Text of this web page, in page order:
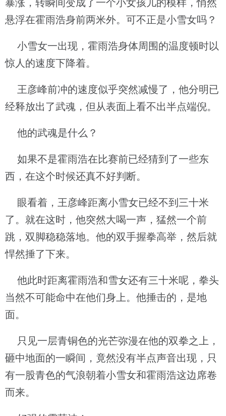
暴涨，转瞬间变成了一个小女孩儿的模样，悄然
悬浮在霍雨浩身前两米外。可不正是小雪女吗？
小雪女一出现，霍雨浩身体周围的温度顿时以
惊人的速度下降着。
王彦峰前冲的速度似乎突然减慢了，他分明已
经释放出了武魂，但从表面上看不出半点端倪。
他的武魂是什么？
如果不是霍雨浩在比赛前已经猜到了一些东
西，在这个时候还真不好判断。
眼看着，王彦峰距离小雪女已经不到三十米
了。就在这时，他突然大喝一声，猛然一个前
跳，双脚稳稳落地。他的双手握拳高举，然后就
悍然捶了下来。
他此时距离霍雨浩和雪女还有三十米呢，拳头
当然不可能命中在他们身上。他捶击的，是地
面。
只见一层青铜色的光芒弥漫在他的双拳之上，
砸中地面的一瞬间，竟然没有半点声音出现，只
有一股青色的气浪朝着小雪女和霍雨浩这边席卷
而来。